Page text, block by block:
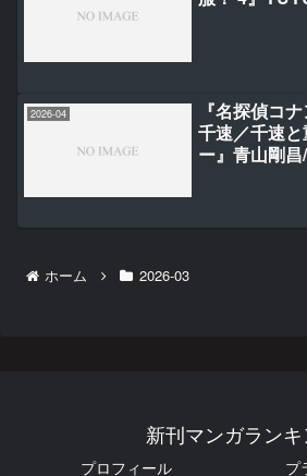
2026-04
『名探偵コ
千速／千速
ー』青山剛
ホーム 2026-03
新刊マンガラン
プロフィール プ